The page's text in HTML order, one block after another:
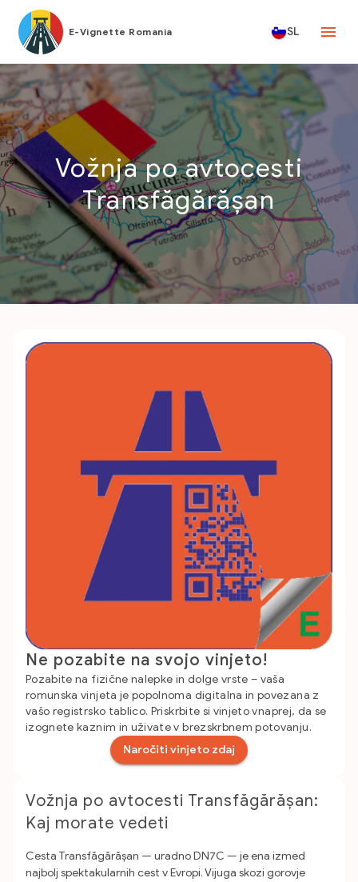
E-Vignette Romania SL
Vožnja po avtocesti
Transfăgărășan
Ne pozabite na svojo vinjeto!
Pozabite na fizične nalepke in dolge vrste – vaša
romunska vinjeta je popolnoma digitalna in povezana z
vašo registrsko tablico. Priskrbite si vinjeto vnaprej, da se
izognete kaznim in uživate v brezskrbnem potovanju.
Naročiti vinjeto zdaj
Vožnja po avtocesti Transfăgărășan:
Kaj morate vedeti
Cesta Transfăgărășan — uradno DN7C — je ena izmed
najbolj spektakularnih cest v Evropi. Vijuga skozi gorovje